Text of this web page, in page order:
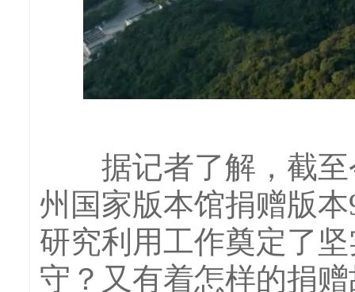
据记者了解，截至
州国家版本馆捐赠版
研究利用工作奠定了
守？又有着怎样的捐